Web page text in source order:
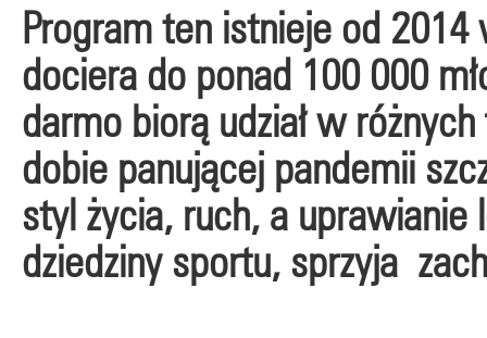
Program ten istnieje od
dociera do ponad 100 000
darmo biorą udział w
dobie panującej pandemii
styl życia, ruch, a
dziedziny sportu, sprzyja